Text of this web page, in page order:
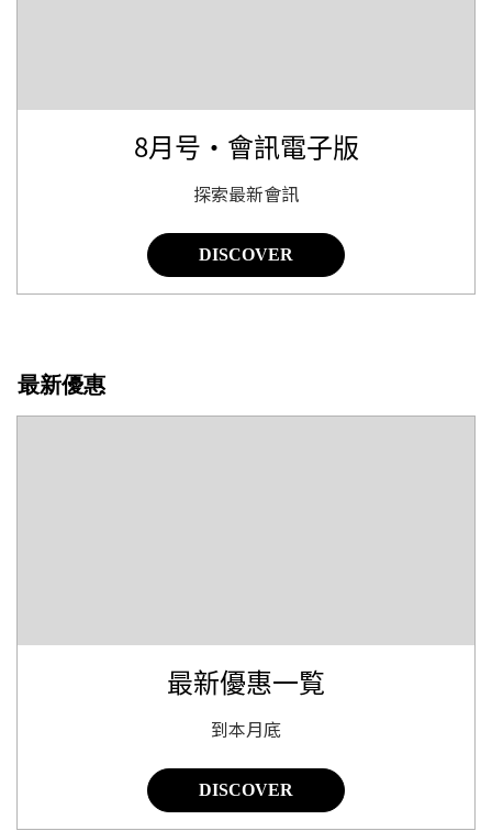
8月号・會訊電子版
探索最新會訊
DISCOVER
最新優惠
最新優惠一覧
到本月底
DISCOVER